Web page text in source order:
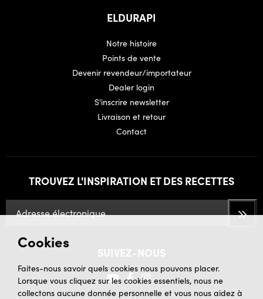
Cookies
Faites-nous savoir quels cookies nous pouvons placer.
Lorsque vous cliquez sur les cookies essentiels, nous ne
collectons aucune donnée personnelle et vous nous aidez à
ELDURAPI
Notre histoire
Points de vente
Devenir revendeur/importateur
Dealer login
S'inscrire newsletter
Livraison et retour
Contact
TROUVEZ L'INSPIRATION ET DES RECETTES
SUIVEZ-NOUS